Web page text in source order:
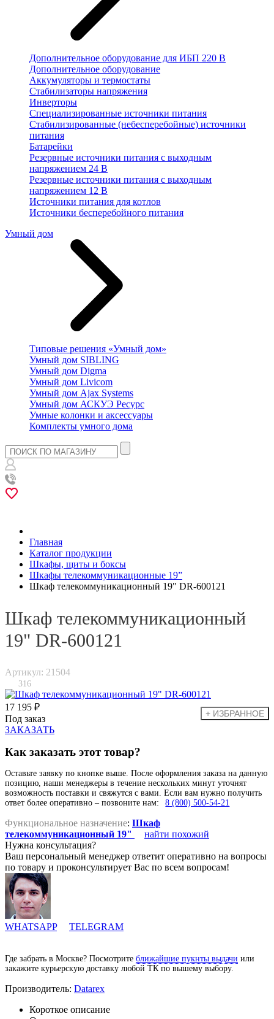
Дополнительное оборудование для ИБП 220 В
Дополнительное оборудование
Аккумуляторы и термостаты
Стабилизаторы напряжения
Инверторы
Специализированные источники питания
Стабилизированные (небесперебойные) источники
питания
Батарейки
Резервные источники питания с выходным
напряжением 24 В
Резервные источники питания с выходным
напряжением 12 В
Источники питания для котлов
Источники бесперебойного питания
Умный дом
Типовые решения «Умный дом»
Умный дом SIBLING
Умный дом Digma
Умный дом Livicom
Умный дом Ajax Systems
Умный дом АСКУЭ Ресурс
Умные колонки и аксессуары
Комплекты умного дома
Главная
Каталог продукции
Шкафы, щиты и боксы
Шкафы телекоммуникационные 19”
Шкаф телекоммуникационный 19" DR-600121
Шкаф телекоммуникационный
19" DR-600121
Артикул: 21504
316
17 195 ₽
Под заказ
ЗАКАЗАТЬ
Как заказать этот товар?
Оставьте заявку по кнопке выше. После оформления заказа на данную
позицию, наши менеджеры в течение нескольких минут уточнят
возможность поставки и свяжутся с вами. Если вам нужно получить
ответ более оперативно – позвоните нам:
8 (800) 500-54-21
Функциональное назначение: Шкаф
телекоммуникационный 19"
найти похожий
Нужна консультация?
Ваш персональный менеджер ответит оперативно на вопросы
по товару и проконсультирует Вас по всем вопросам!
WHATSAPP TELEGRAM
Где забрать в Москве? Посмотрите ближайшие пукнты выдачи или
закажите курьерскую доставку любой ТК по вышему выбору.
Производитель: Datarex
Короткое описание